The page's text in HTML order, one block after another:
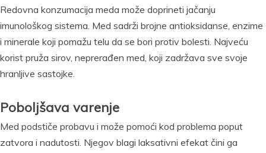
Redovna konzumacija meda može doprineti jačanju
imunološkog sistema. Med sadrži brojne antioksidanse, enzime
i minerale koji pomažu telu da se bori protiv bolesti. Najveću
korist pruža sirov, neprerađen med, koji zadržava sve svoje
hranljive sastojke.
Poboljšava varenje
Med podstiče probavu i može pomoći kod problema poput
zatvora i nadutosti. Njegov blagi laksativni efekat čini ga